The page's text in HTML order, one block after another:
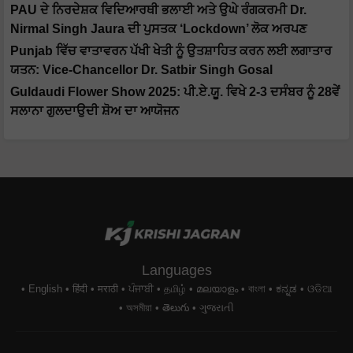
PAU ਦੇ ਨਿਰਦੇਸ਼ਕ ਵਿਦਿਆਰਥੀ ਭਲਾਈ ਅਤੇ ਉਘੇ ਰੰਗਕਰਮੀ Dr.
Nirmal Singh Jaura ਦੀ ਪੁਸਤਕ ‘Lockdown’ ਲੋਕ ਅਰਪਣ
Punjab ਵਿੱਚ ਵਾਤਾਵਰਨ ਪੱਖੀ ਖੇਤੀ ਨੂੰ ਉਤਸ਼ਾਹਿਤ ਕਰਨ ਲਈ ਲਗਾਤਾਰ
ਯਤਨ: Vice-Chancellor Dr. Satbir Singh Gosal
Guldaudi Flower Show 2025: ਪੀ.ਏ.ਯੂ. ਵਿਖੇ 2-3 ਦਸੰਬਰ ਨੂੰ 28ਵੇਂ
ਸਲਾਨਾ ਗੁਲਦਾਉਦੀ ਸ਼ੋਅ ਦਾ ਆਯੋਜਨ
Languages
English हिंदी मराठी ਪੰਜਾਬੀ தமிழ் മലയാളം বাংলা ಕನ್ನಡ
ଓଡିଆ
অসমীয়া
తెలుగు ગુજરાતી